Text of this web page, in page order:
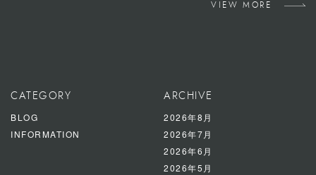
VIEW MORE
CATEGORY
BLOG
INFORMATION
ARCHIVE
2026年8月
2026年7月
2026年6月
2026年5月